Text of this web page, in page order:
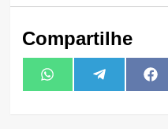
Compartilhe
Share
on
WhatsAppShare
on
Telegram